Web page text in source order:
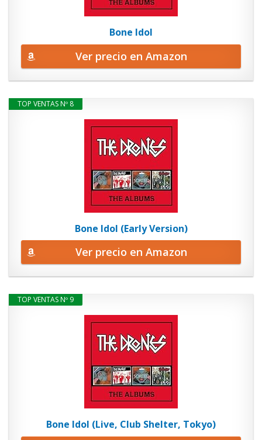
Bone Idol
Ver precio en Amazon
TOP VENTAS Nº 8
Bone Idol (Early Version)
Ver precio en Amazon
TOP VENTAS Nº 9
Bone Idol (Live, Club Shelter, Tokyo)